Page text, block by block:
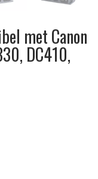
met Canon
DC410,